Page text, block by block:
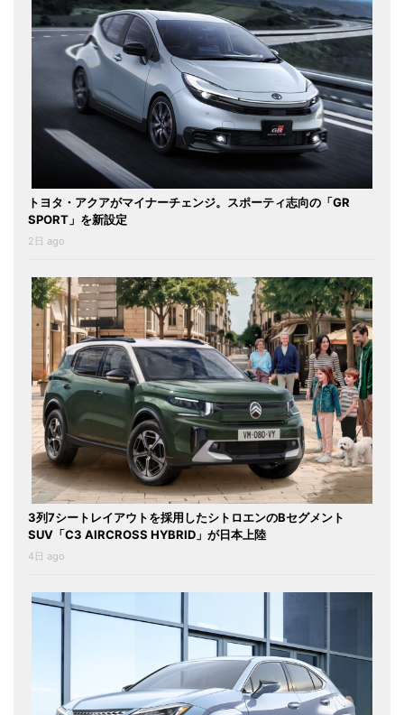
トヨタ・アクアがマイナーチェンジ。スポーティ志向の「GR
SPORT」を新設定
2日 ago
3列7シートレイアウトを採用したシトロエンのBセグメント
SUV「C3 AIRCROSS HYBRID」が日本上陸
4日 ago